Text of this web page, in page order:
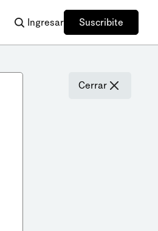
Ingresar Suscribite
Cerrar